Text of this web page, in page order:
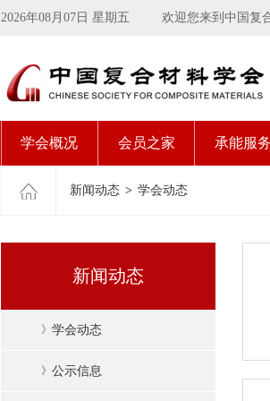
2026年08月07日 星期五 欢迎您来到中国复
学会概况 会员之家 承能服
新闻动态 > 学会动态
新闻动态
》 学会动态
》 公示信息